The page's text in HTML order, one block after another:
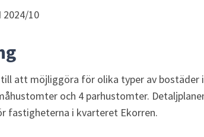
2024/10
till att möjliggöra för olika typer av
och 4 parhustomter.
fastigheterna i kvarteret Ekorren.